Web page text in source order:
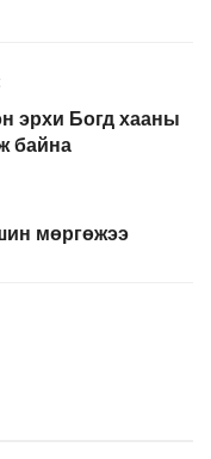
эрхи Богд хааны
байна
мөргөжээ